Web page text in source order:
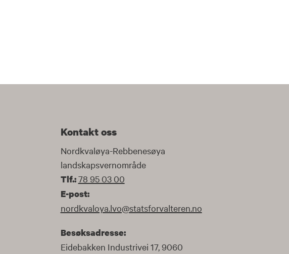
Kontakt oss
Nordkvaløya-Rebbenesøya
landskapsvernområde
Tlf.:78 95 03 00
E-post:
nordkvaloya.lvo@statsforvalteren.no
Besøksadresse:
Eidebakken Industrivei 17, 9060